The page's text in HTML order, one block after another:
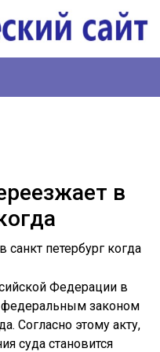
в
Федерации в
федеральным законом
Согласно этому акту,
суда становится